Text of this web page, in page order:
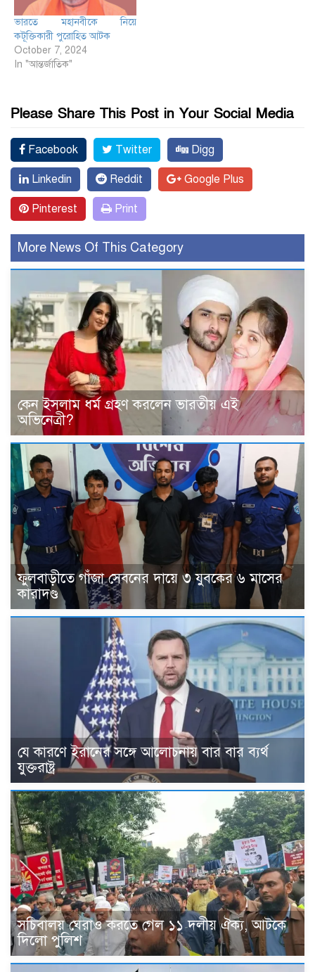
ভারতে মহানবীকে নিয়ে
কটূক্তিকারী পুরোহিত আটক
October 7, 2024
In "আন্তর্জাতিক"
Please Share This Post in Your Social Media
Facebook Twitter Digg
Linkedin Reddit Google Plus
Pinterest Print
More News Of This Category
কেন ইসলাম ধর্ম গ্রহণ করলেন ভারতীয় এই
অভিনেত্রী?
ফুলবাড়ীতে গাঁজা সেবনের দায়ে ৩ যুবকের ৬ মাসের
কারাদণ্ড
যে কারণে ইরানের সঙ্গে আলোচনায় বার বার ব্যর্থ
যুক্তরাষ্ট্র
সচিবালয় ঘেরাও করতে গেল ১১ দলীয় ঐক্য, আটকে
দিলো পুলিশ